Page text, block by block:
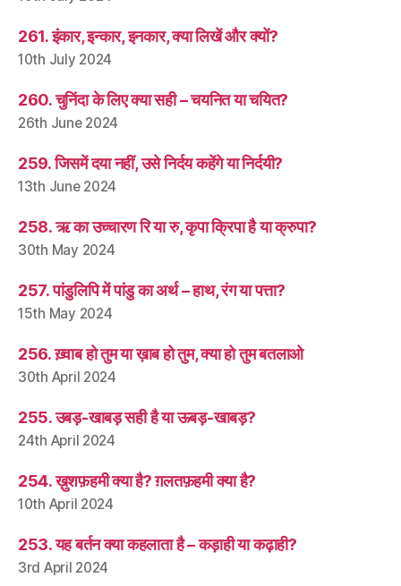
261. इंकार, इन्कार, इनकार, क्या लिखें और क्यों?
10th July 2024
260. चुनिंदा के लिए क्या सही – चयनित या चयित?
26th June 2024
259. जिसमें दया नहीं, उसे निर्दय कहेंगे या निर्दयी?
13th June 2024
258. ऋ का उच्चारण रि या रु, कृपा क्रिपा है या क्रुपा?
30th May 2024
257. पांडुलिपि में पांडु का अर्थ – हाथ, रंग या पत्ता?
15th May 2024
256. ख़्वाब हो तुम या ख़ाब हो तुम, क्या हो तुम बतलाओ
30th April 2024
255. उबड़-खाबड़ सही है या ऊबड़-खाबड़?
24th April 2024
254. ख़ुशफ़हमी क्या है? ग़लतफ़हमी क्या है?
10th April 2024
253. यह बर्तन क्या कहलाता है – कड़ाही या कढ़ाही?
3rd April 2024